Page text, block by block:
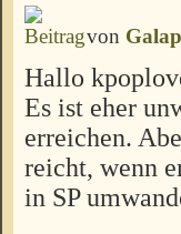
von
Hallo
Es ist eher
erreichen.
reicht, wenn
in SP